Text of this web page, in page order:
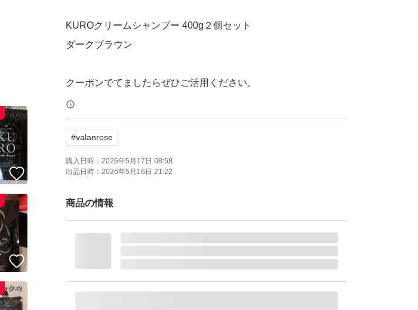
KUROクリームシャンプー 400g２個セット
ダークブラウン
クーポンでてましたらぜひご活用ください。
24時間以内配送致します。
パンフレットはメッセージにてご希望の方のみ
送らせていただきます。
バランローズ クリームシャンプー
VALANROSE Cream shampoo シャンプー クリームシャンプー
【1本7役】 バランローズ KUROクリームシャンプー (白髪用ヘア
シャンプー
#valanrose
購入日時： 2026年5月17日 08:58
出品日時： 2026年5月16日 21:22
商品の情報
いいね！